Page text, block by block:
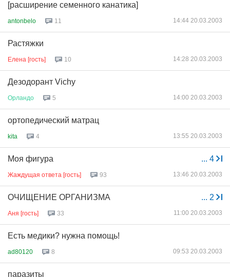
[расширение семенного канатика]
antonbelo 11 14:44 20.03.2003
Растяжки
Елена [гость] 10 14:28 20.03.2003
Дезодорант Vichy
Орландо 5 14:00 20.03.2003
ортопедический матрац
kita 4 13:55 20.03.2003
... 4
Моя фигура
Жаждущая ответа [гость] 93 13:46 20.03.2003
... 2
ОЧИЩЕНИЕ ОРГАНИЗМА
Аня [гость] 33 11:00 20.03.2003
Есть медики? нужна помощь!
ad80120 8 09:53 20.03.2003
паразиты